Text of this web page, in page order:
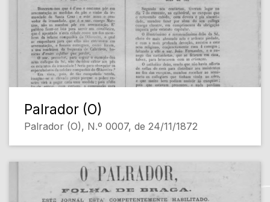
Palrador (O)
Palrador (O), N.º 0007, de 24/11/1872